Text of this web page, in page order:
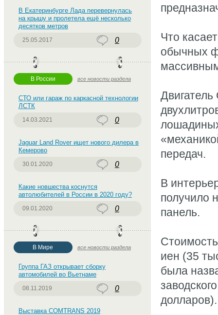
Что
обычных
передач.
В
получило
панель.
иен (35
была
долларов).
В Екатеринбурге Лада перевернулась
на крышу и пролетела ещё несколько
десятков метров
25.05.2017 0
В России все новости раздела
СТО или гараж по каркасной технологии
ЛСТК
14.03.2021 0
Jaguar Land Rover ищет нового дилера в
Кемерово
30.01.2020 0
Какие новшества коснутся
автолюбителей в России в 2020 году?
09.01.2020 0
В Мире все новости раздела
Группа ГАЗ открывает сборку
автомобилей во Вьетнаме
08.11.2019 0
Выставка COMTRANS 2019